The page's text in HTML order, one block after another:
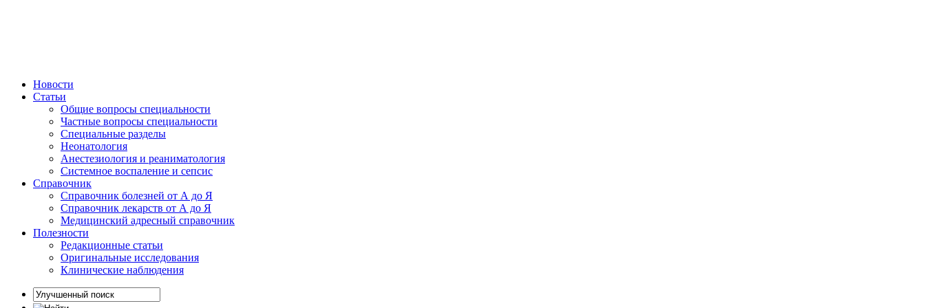
Новости
Статьи
Общие вопросы специальности
Частные вопросы специальности
Специальные разделы
Неонатология
Анестезиология и реаниматология
Системное воспаление и сепсис
Справочник
Справочник болезней от А до Я
Справочник лекарств от А до Я
Медицинский адресный справочник
Полезности
Редакционные статьи
Оригинальные исследования
Клинические наблюдения